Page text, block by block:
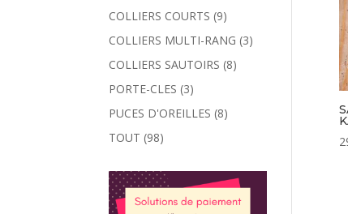
COLLIERS COURTS (9)
COLLIERS MULTI-RANG (3)
COLLIERS SAUTOIRS (8)
PORTE-CLES (3)
PUCES D'OREILLES (8)
TOUT (98)